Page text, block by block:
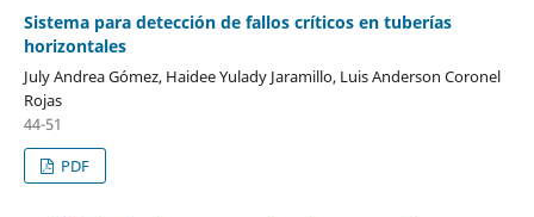
Sistema para detección de fallos críticos en tuberías
horizontales
July Andrea Gómez, Haidee Yulady Jaramillo, Luis Anderson Coronel
Rojas
44-51
PDF